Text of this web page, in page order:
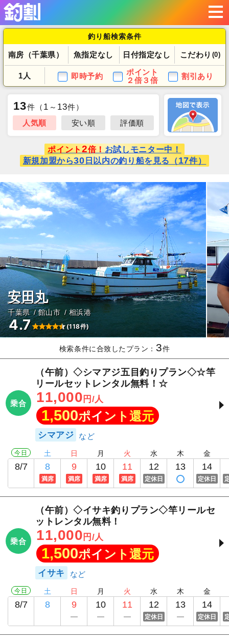
釣り船検索条件
南房（千葉県） 魚指定なし 日付指定なし こだわり (0)
1人 即時予約
ポイント
２倍３倍
割引あり
13件 （ 1 ～ 13件）
人気順
安い順 評価順
ポイント 2倍！ お試しモニター中！
新規加盟から30 日以内の釣り船を見る（17件）
安田丸
千葉県 館山市 相浜港
4.7 (118件)
検索条件に合致したプラン： 3件
乗合
（午前）◇シマアジ五目釣りプラン◇☆竿
リールセットレンタル無料！☆
11,000 円/人
1,500ポイント還元
シマアジ
今日
8/7
土
8
満席
日
9
満席
月
10
満席
火
11
満席
水
12
定休日
木
13
金
14
定休日
乗合
（午前）◇イサキ釣りプラン◇竿リールセ
ットレンタル無料！
11,000 円/人
1,500ポイント還元
イサキ
今日
8/7
土
8
日
9
月
10
火
11
水
12
定休日
木
13
金
14
定休日